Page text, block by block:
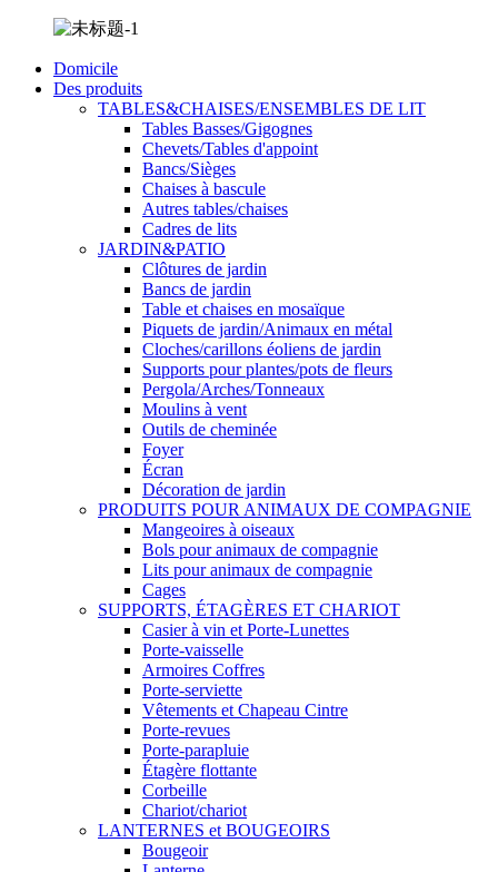
Domicile
Des produits
TABLES&CHAISES/ENSEMBLES DE LIT
Tables Basses/Gigognes
Chevets/Tables d'appoint
Bancs/Sièges
Chaises à bascule
Autres tables/chaises
Cadres de lits
JARDIN&PATIO
Clôtures de jardin
Bancs de jardin
Table et chaises en mosaïque
Piquets de jardin/Animaux en métal
Cloches/carillons éoliens de jardin
Supports pour plantes/pots de fleurs
Pergola/Arches/Tonneaux
Moulins à vent
Outils de cheminée
Foyer
Écran
Décoration de jardin
PRODUITS POUR ANIMAUX DE COMPAGNIE
Mangeoires à oiseaux
Bols pour animaux de compagnie
Lits pour animaux de compagnie
Cages
SUPPORTS, ÉTAGÈRES ET CHARIOT
Casier à vin et Porte-Lunettes
Porte-vaisselle
Armoires Coffres
Porte-serviette
Vêtements et Chapeau Cintre
Porte-revues
Porte-parapluie
Étagère flottante
Corbeille
Chariot/chariot
LANTERNES et BOUGEOIRS
Bougeoir